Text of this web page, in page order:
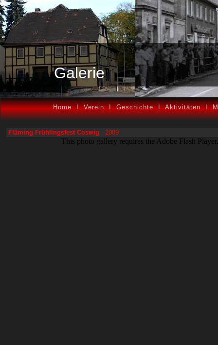
Galerie
HomeIVereinIGeschichteIAktivitätenI
Fläming Frühlingsfest Coswig - 2009